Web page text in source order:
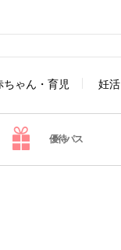
ちゃん・育児 妊活
優待パス